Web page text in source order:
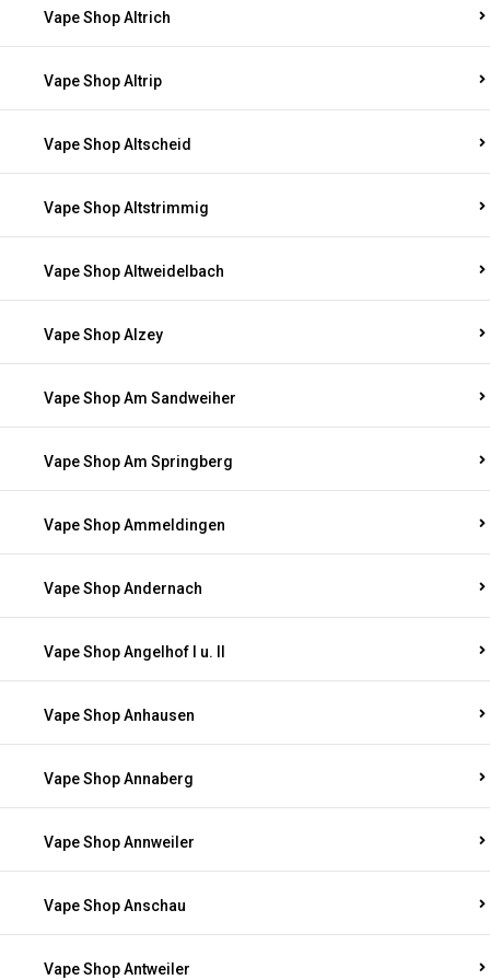
Vape Shop Altrich
Vape Shop Altrip
Vape Shop Altscheid
Vape Shop Altstrimmig
Vape Shop Altweidelbach
Vape Shop Alzey
Vape Shop Am Sandweiher
Vape Shop Am Springberg
Vape Shop Ammeldingen
Vape Shop Andernach
Vape Shop Angelhof I u. II
Vape Shop Anhausen
Vape Shop Annaberg
Vape Shop Annweiler
Vape Shop Anschau
Vape Shop Antweiler